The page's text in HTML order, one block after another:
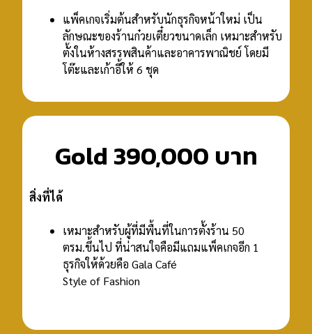
แพ็คเกจเริ่มต้นสำหรับนักธุรกิจหน้าใหม่ เป็น
ลักษณะของร้านก๋วยเตี๋ยวขนาดเล็ก เหมาะสำหรับ
ตั้งในห้างสรรพสินค้าและอาคารพาณิชย์ โดยมี
โต๊ะและเก้าอี้ให้ 6 ชุด
Gold 390,000 บาท
สิ่งที่ได้
เหมาะสำหรับผู้ที่มีพื้นที่ในการตั้งร้าน 50
ตรม.ขึ้นไป ที่น่าสนใจคือมีแถมแพ็คเกจอีก 1
ธุรกิจให้ด้วยคือ Gala Café
Style of Fashion